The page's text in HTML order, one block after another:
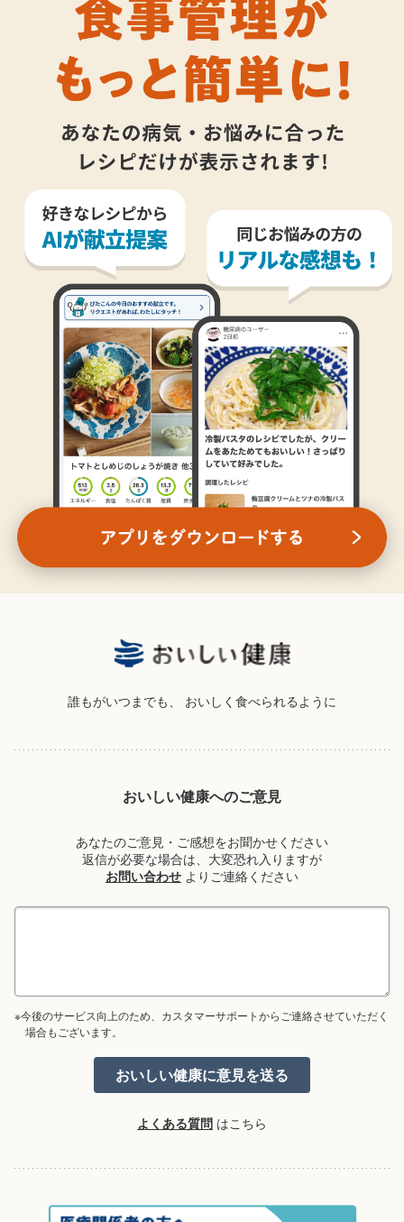
誰もがいつまでも、 おいしく食べられるように
おいしい健康へのご意見
あなたのご意見・ご感想をお聞かせください
返信が必要な場合は、大変恐れ入りますが
お問い合わせ よりご連絡ください
※今後のサービス向上のため、カスタマーサポートからご連絡させていただく
場合もございます。
よくある質問 はこちら